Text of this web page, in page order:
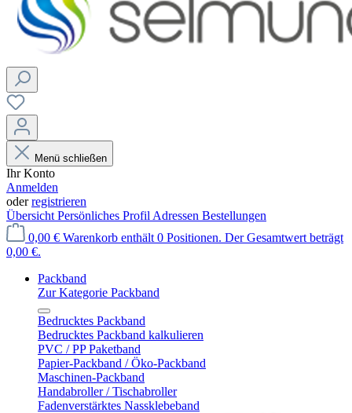
Menü schließen
Ihr Konto
Anmelden
oderregistrieren
Übersicht Persönliches Profil Adressen Bestellungen
0,00 € Warenkorb enthält 0 Positionen. Der Gesamtwert beträgt
0,00 €.
Packband
Zur Kategorie Packband
Bedrucktes Packband
Bedrucktes Packband kalkulieren
PVC / PP Paketband
Papier-Packband / Öko-Packband
Maschinen-Packband
Handabroller / Tischabroller
Fadenverstärktes Nassklebeband